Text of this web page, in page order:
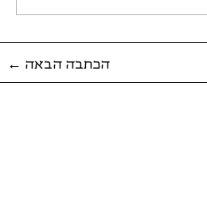
← הכתבה הבאה